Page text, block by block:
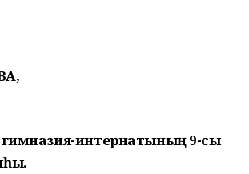
интернатының 9-сы